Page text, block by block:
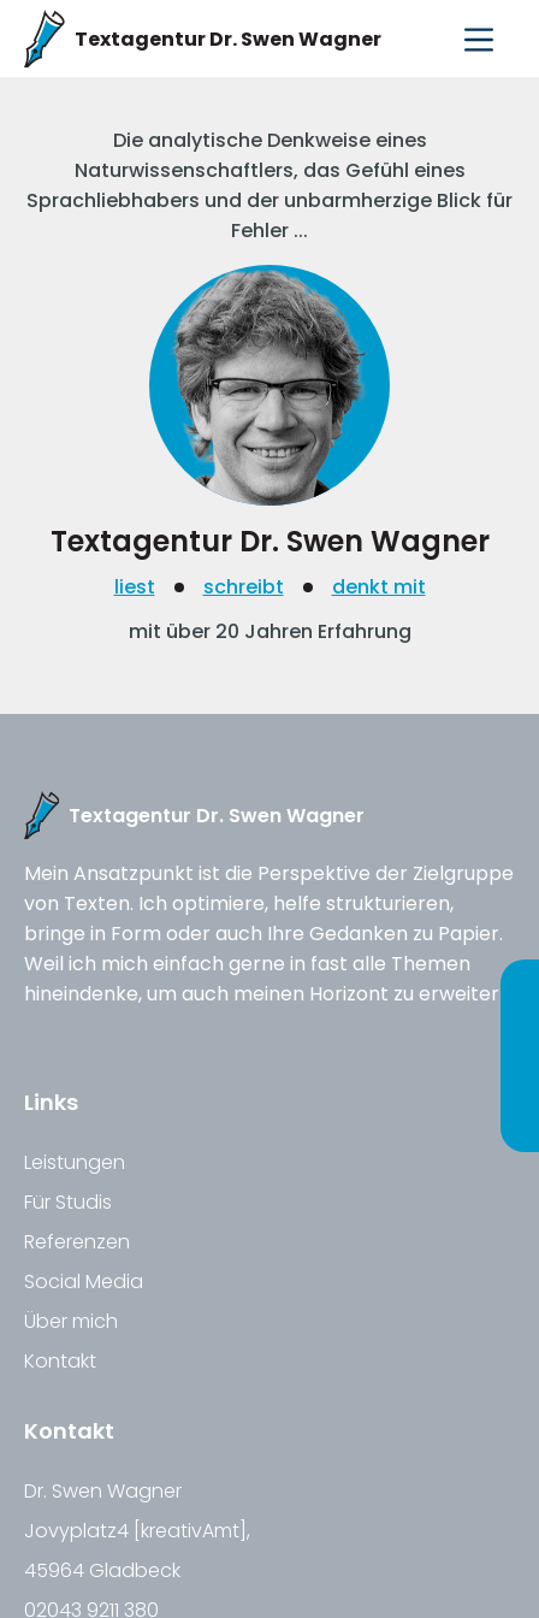
Textagentur Dr. Swen Wagner
Die analytische Denkweise eines
Naturwissenschaftlers, das Gefühl eines
Sprachliebhabers und der unbarmherzige Blick für
Fehler ...
Textagentur Dr. Swen Wagner
liest schreibt
denkt mit
mit über 20 Jahren Erfahrung
Textagentur Dr. Swen Wagner
Mein Ansatzpunkt ist die Perspektive der Zielgruppe
von Texten. Ich optimiere, helfe strukturieren,
bringe in Form oder auch Ihre Gedanken zu Papier.
Weil ich mich einfach gerne in fast alle Themen
hineindenke, um auch meinen Horizont zu erweitern.
Links
Leistungen
Für Studis
Referenzen
Social Media
Über mich
Kontakt
Kontakt
Dr. Swen Wagner
Jovyplatz4 [kreativAmt],
45964 Gladbeck
02043 9211 380